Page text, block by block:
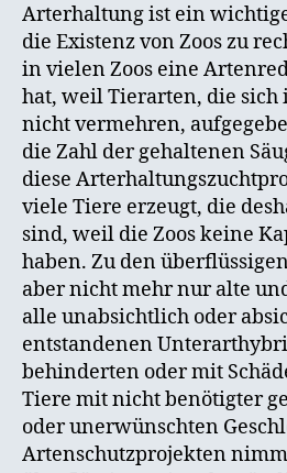
Arterhaltung ist ein
die Existenz von Zoos zu
in vielen Zoos eine
hat, weil Tierarten, die sich
nicht vermehren,
die Zahl der gehaltenen
diese
viele Tiere erzeugt, die
sind, weil die Zoos keine
haben. Zu den
aber nicht mehr nur alte
alle unabsichtlich oder
entstandenen
behinderten oder mit
Tiere mit nicht benötigter
oder unerwünschten
Artenschutzprojekten